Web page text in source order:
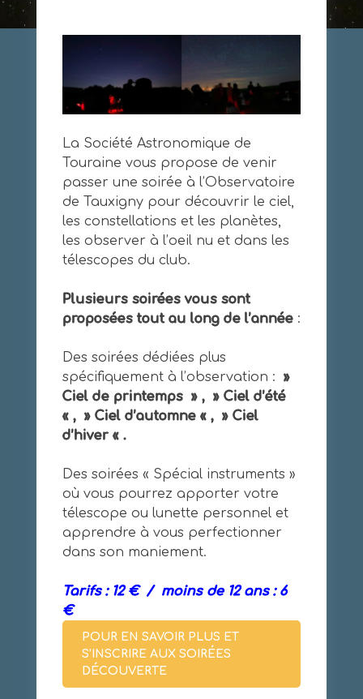
La Société Astronomique de
Touraine vous propose de venir
passer une soirée à l’Observatoire
de Tauxigny pour découvrir le ciel,
les constellations et les planètes,
les observer à l’oeil nu et dans les
télescopes du club.
Plusieurs soirées vous sont
proposées tout au long de l’année:
Des soirées dédiées plus
spécifiquement à l’observation :
»
Ciel de printemps » , » Ciel d’été
« , » Ciel d’automne « , » Ciel
d’hiver « .
Des soirées « Spécial instruments »
où vous pourrez apporter votre
télescope ou lunette personnel et
apprendre à vous perfectionner
dans son maniement.
Tarifs : 12 € / moins de 12 ans : 6
€
POUR EN SAVOIR PLUS ET
S’INSCRIRE AUX SOIRÉES
DÉCOUVERTE